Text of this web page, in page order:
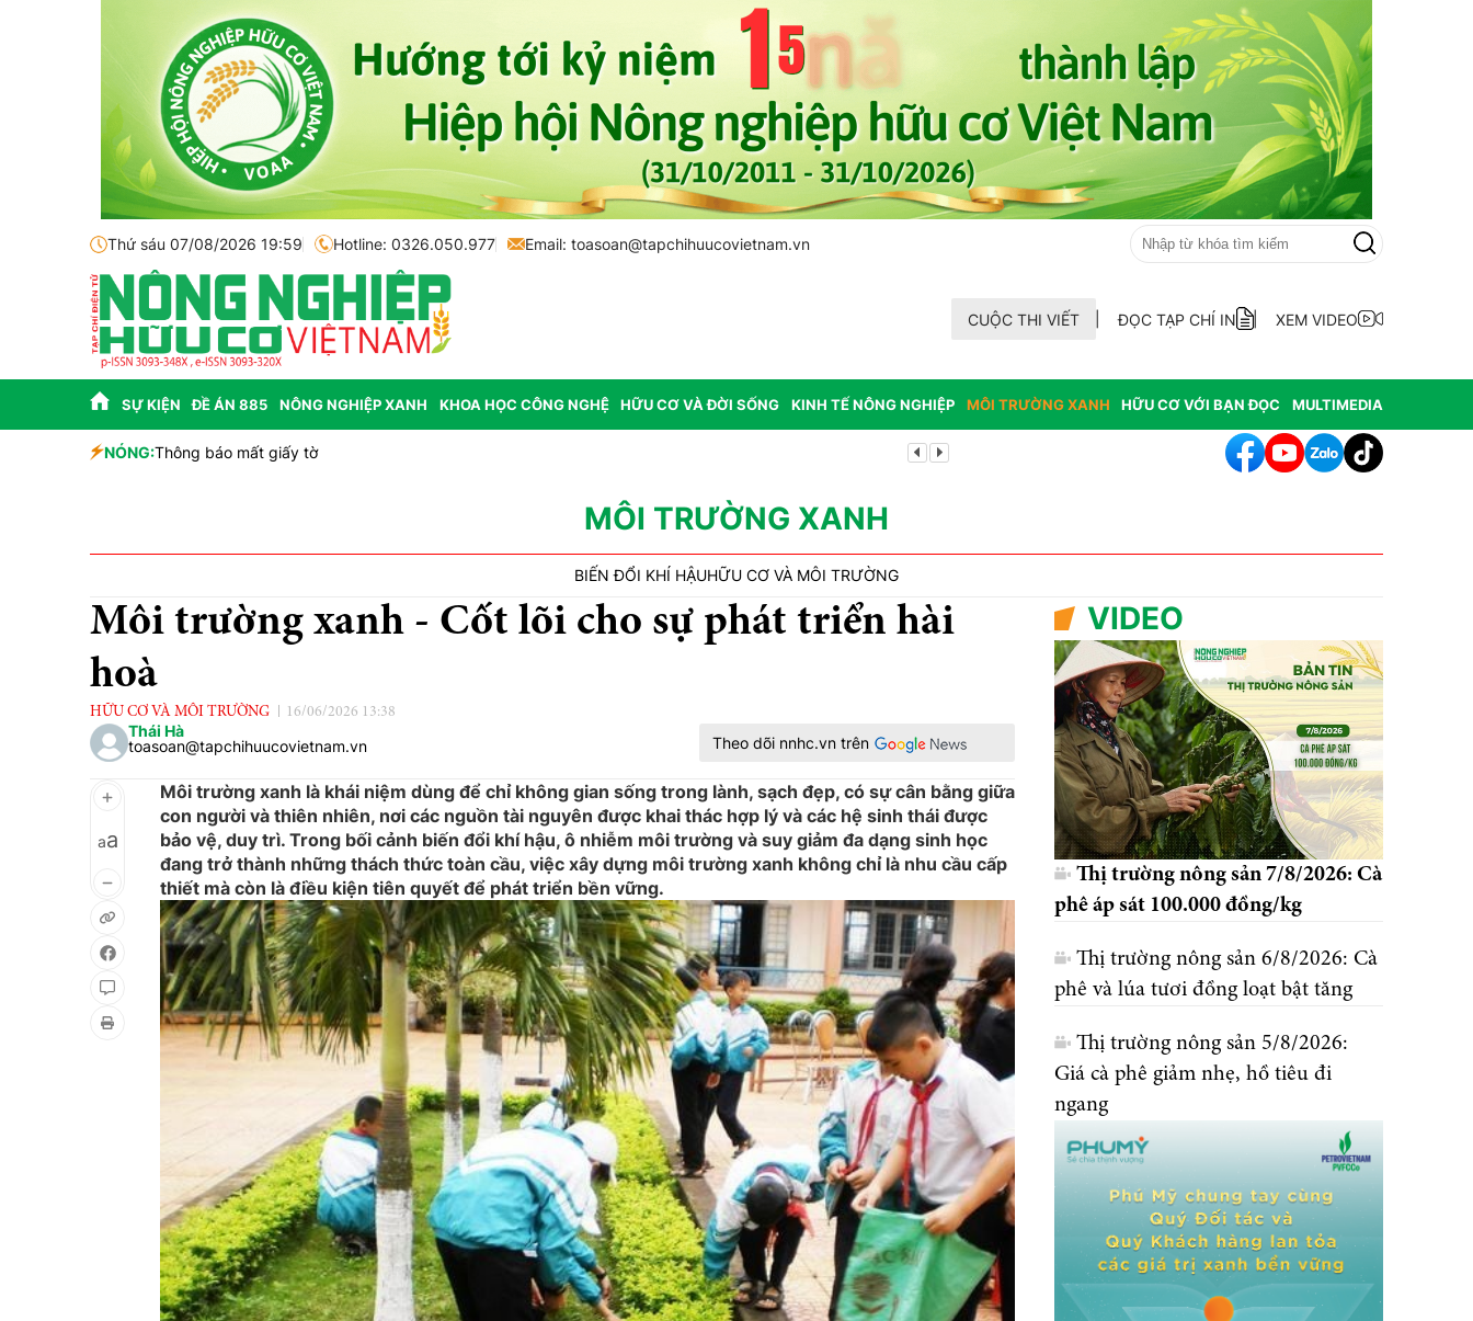
Thứ sáu 07/08/2026 19:59 Hotline: 0326.050.977 Email: toasoan@tapchihuucovietnam.vn
CUỘC THI VIẾT ĐỌC TẠP CHÍ IN XEM VIDEO
SỰ KIỆN ĐỀ ÁN 885 NÔNG NGHIỆP XANH KHOA HỌC CÔNG NGHỆ HỮU CƠ VÀ ĐỜI SỐNG KINH TẾ NÔNG NGHIỆP MÔI TRƯỜNG XANH HỮU CƠ VỚI BẠN ĐỌC MULTIMEDIA
NÓNG:Thông báo mất giấy tờ Lâm Đồng: Không hợp thức hóa diện tích đất vi phạm có nguồn gốc từ phá rừng
MÔI TRƯỜNG XANH
BIẾN ĐỔI KHÍ HẬUHỮU CƠ VÀ MÔI TRƯỜNG
Môi trường xanh - Cốt lõi cho sự phát triển hài
hoà
HỮU CƠ VÀ MÔI TRƯỜNG 16/06/2026 13:38
Thái Hà
toasoan@tapchihuucovietnam.vn
Theo dõi nnhc.vn trên
aa
Môi trường xanh là khái niệm dùng để chỉ không gian sống trong lành, sạch đẹp, có sự cân bằng giữa
con người và thiên nhiên, nơi các nguồn tài nguyên được khai thác hợp lý và các hệ sinh thái được
bảo vệ, duy trì. Trong bối cảnh biến đổi khí hậu, ô nhiễm môi trường và suy giảm đa dạng sinh học
đang trở thành những thách thức toàn cầu, việc xây dựng môi trường xanh không chỉ là nhu cầu cấp
thiết mà còn là điều kiện tiên quyết để phát triển bền vững.
VIDEO
Thị trường nông sản 7/8/2026: Cà
phê áp sát 100.000 đồng/kg
Thị trường nông sản 6/8/2026: Cà
phê và lúa tươi đồng loạt bật tăng
Thị trường nông sản 5/8/2026:
Giá cà phê giảm nhẹ, hồ tiêu đi
ngang